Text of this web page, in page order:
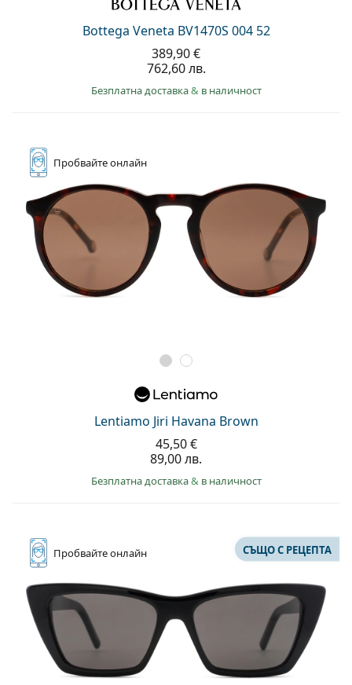
Bottega Veneta BV1470S 004 52
389,90 €
762,60 лв.
Безплатна доставка& в наличност
Пробвайтеонлайн
Lentiamo Jiri Havana Brown
45,50 €
89,00 лв.
Безплатна доставка& в наличност
Пробвайтеонлайн СЪЩО С РЕЦЕПТА